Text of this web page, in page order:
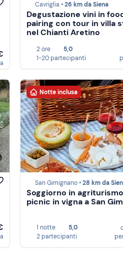
Cavriglia •26 km da Siena
Degustazione vini in
pairing con tour in villa
nel Chianti Aretino
2 ore
5,0
1-20 partecipanti
Notte inclusa
San Gimignano •28 km da
Soggiorno in
picnic in vigna a San
1 notte
5,0
2 partecipanti